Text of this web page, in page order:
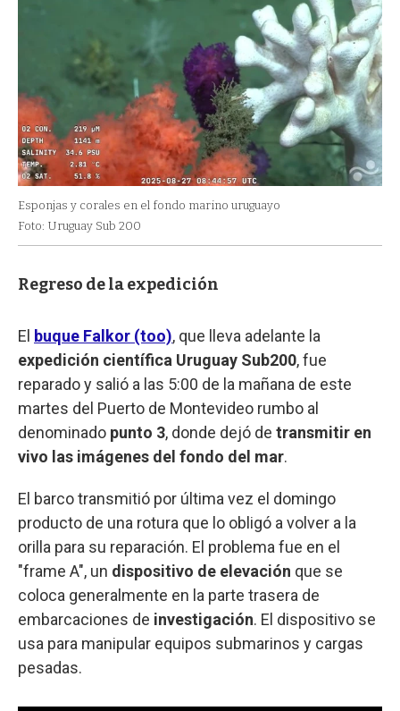
Esponjas y corales en el fondo marino uruguayo
Foto: Uruguay Sub 200
Regreso de la expedición
El buque Falkor (too), que lleva adelante la
expedición científica Uruguay Sub200, fue
reparado y salió a las 5:00 de la mañana de este
martes del Puerto de Montevideo rumbo al
denominado punto 3, donde dejó de transmitir en
vivo las imágenes del fondo del mar.
El barco transmitió por última vez el domingo
producto de una rotura que lo obligó a volver a la
orilla para su reparación. El problema fue en el
"frame A", un dispositivo de elevación que se
coloca generalmente en la parte trasera de
embarcaciones de investigación. El dispositivo se
usa para manipular equipos submarinos y cargas
pesadas.